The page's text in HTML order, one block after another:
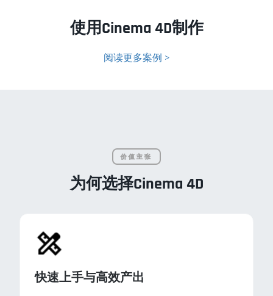
使用Cinema 4D制作
阅读更多案例 >
价值主张
为何选择Cinema 4D
快速上手与高效产出